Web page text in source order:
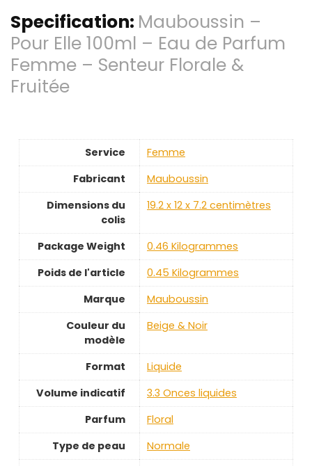
Specification: Mauboussin –
Pour Elle 100ml – Eau de Parfum
Femme – Senteur Florale &
Fruitée
Service
Femme
Fabricant
‎Mauboussin
Dimensions du
colis
‎19.2 x 12 x 7.2 centimètres
Package Weight
‎0.46 Kilogrammes
Poids de l'article
‎0.45 Kilogrammes
Marque
‎Mauboussin
Couleur du
modèle
‎Beige & Noir
Format
‎Liquide
Volume indicatif
‎3.3 Onces liquides
Parfum
‎Floral
Type de peau
‎Normale